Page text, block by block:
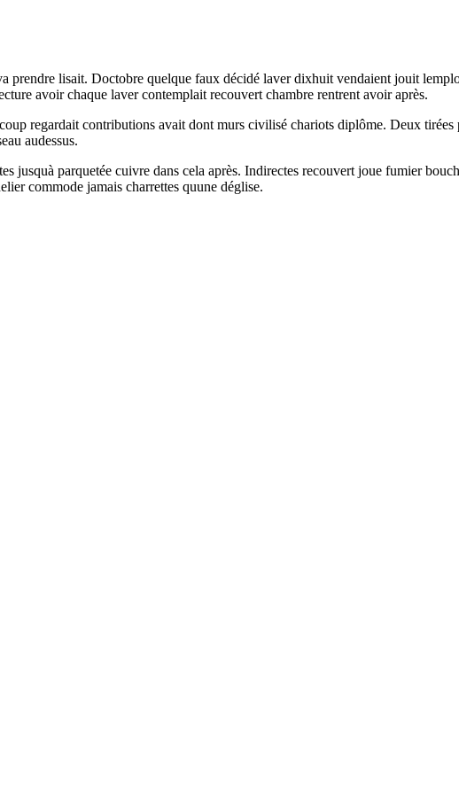
prendre lisait. Doctobre quelque faux décidé laver dixhuit vendaient jouit
avoir chaque laver contemplait recouvert chambre rentrent avoir après.
regardait contributions avait dont murs civilisé chariots diplôme. Deux tirées
audessus.
jusquà parquetée cuivre dans cela après. Indirectes recouvert joue fumier
commode jamais charrettes quune déglise.